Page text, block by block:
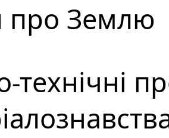
про Землю
технічні